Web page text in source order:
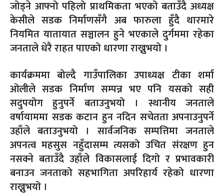
जोड्ने आफ्नो पहिलो प्राथमिकता भएको बताउँदै अध्यक्ष
केसीले सडक निर्माणसँगै अब फारुला हुँदै थारमारे
नियमित यातायात सञ्चालन हुने भएकाले दुर्गममा रहेका
जनताले धेरै राहत पाएको धारणा राख्नुभयो ।
कार्यक्रममा बोल्दै गाउँपालिका उपाध्यक्ष टीका शर्मा
ओलीले सडक निर्माण सम्पन्न भए पनि यसको सही
सदुपयोग हुनुपर्ने बताउनुभयो । स्थानीय जनताले
वर्षायाममा सडक कटान हुन नदिन सचेतता अपनाउनुपर्ने
उहाँले बताउनुभयो । सार्वजनिक सम्पत्तिमा जनताले
अपनत्व महसुस नहुँदासम्म त्यसको उचित संरक्षण हुन
नसक्ने बताउँदै उहाँले विकासलाई दिगो र प्रभावकारी
बनाउन जनताको सहभागिता अपरिहार्य रहेको धारणा
राख्नुभयो ।